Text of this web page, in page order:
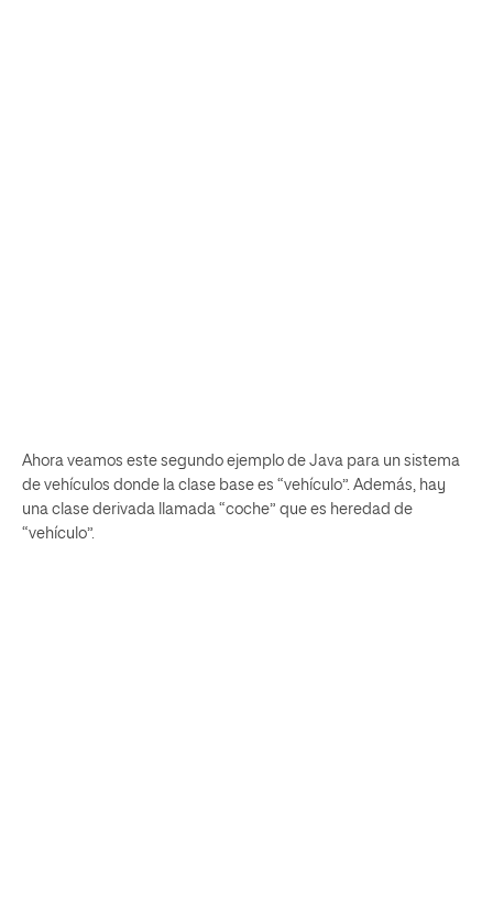
Ahora veamos este segundo ejemplo de Java para un sistema
de vehículos donde la clase base es “vehículo”. Además, hay
una clase derivada llamada “coche” que es heredad de
“vehículo”.